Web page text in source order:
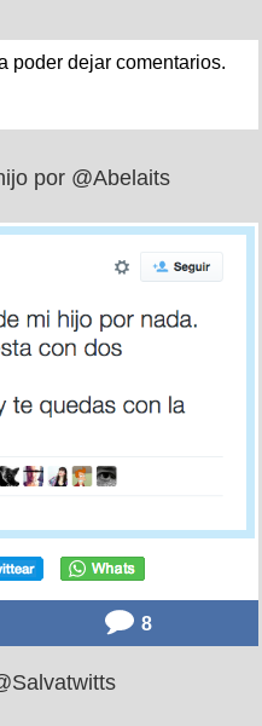
poder dejar comentarios.
por @Abelaits
8